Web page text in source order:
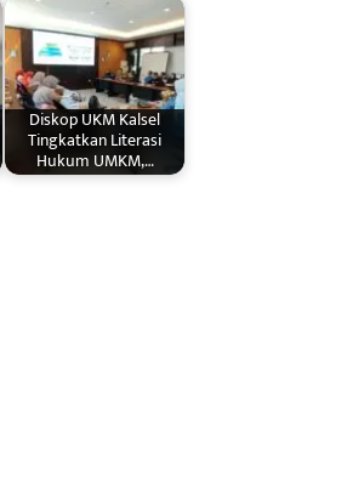
Diskop UKM Kalsel
Tingkatkan Literasi
Hukum UMKM,…